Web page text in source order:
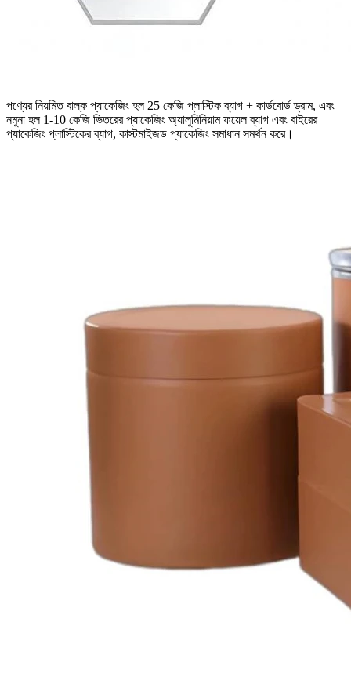
পণ্যের নিয়মিত বাল্ক প্যাকেজিং হল 25 কেজি প্লাস্টিক ব্যাগ + কার্ডবোর্ড ড্রাম, এবং
নমুনা হল 1-10 কেজি ভিতরের প্যাকেজিং অ্যালুমিনিয়াম ফয়েল ব্যাগ এবং বাইরের
প্যাকেজিং প্লাস্টিকের ব্যাগ, কাস্টমাইজড প্যাকেজিং সমাধান সমর্থন করে।